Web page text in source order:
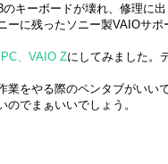
キーボードが壊れ、修理に
ーに残ったソニー製VAIOサ
、VAIO Zにしてみました。
業をやる際のペンタブがいい
でまぁいいでしょう。